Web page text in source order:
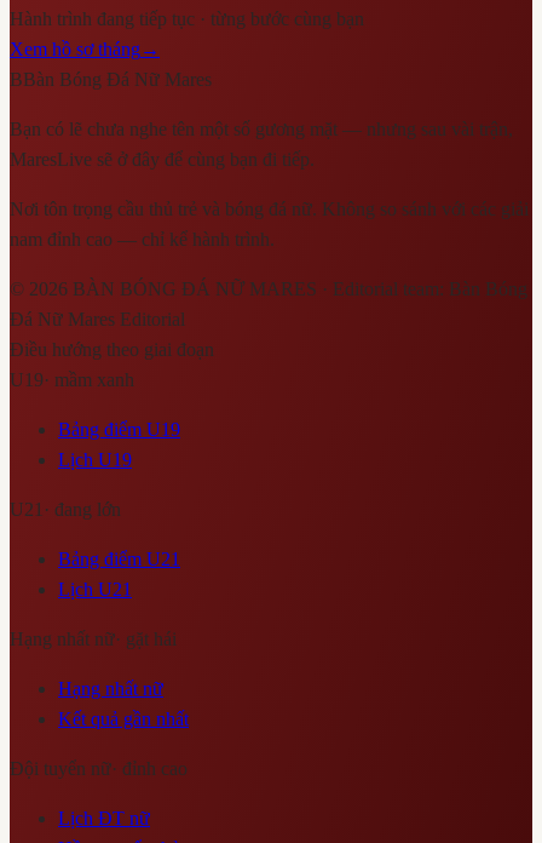
Hành trình đang tiếp tục · từng bước cùng bạn
Xem hồ sơ tháng→
BBàn Bóng Đá Nữ Mares
Bạn có lẽ chưa nghe tên một số gương mặt — nhưng sau vài trận,
MaresLive sẽ ở đây để cùng bạn đi tiếp.
Nơi tôn trọng cầu thủ trẻ và bóng đá nữ. Không so sánh với các giải
nam đỉnh cao — chỉ kể hành trình.
© 2026 BÀN BÓNG ĐÁ NỮ MARES · Editorial team: Bàn Bóng
Đá Nữ Mares Editorial
Điều hướng theo giai đoạn
U19· mầm xanh
Bảng điểm U19
Lịch U19
U21 · đang lớn
Bảng điểm U21
Lịch U21
Hạng nhất nữ· gặt hái
Hạng nhất nữ
Kết quả gần nhất
Đội tuyển nữ· đỉnh cao
Lịch ĐT nữ